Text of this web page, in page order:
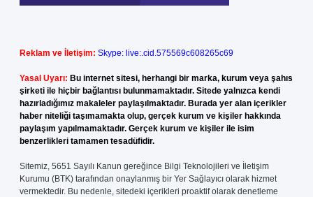
Reklam ve İletişim: Skype: live:.cid.575569c608265c69
Yasal Uyarı: Bu internet sitesi, herhangi bir marka, kurum veya şahıs
şirketi ile hiçbir bağlantısı bulunmamaktadır. Sitede yalnızca kendi
hazırladığımız makaleler paylaşılmaktadır. Burada yer alan içerikler
haber niteliği taşımamakta olup, gerçek kurum ve kişiler hakkında
paylaşım yapılmamaktadır. Gerçek kurum ve kişiler ile isim
benzerlikleri tamamen tesadüfidir.
Sitemiz, 5651 Sayılı Kanun gereğince Bilgi Teknolojileri ve İletişim
Kurumu (BTK) tarafından onaylanmış bir Yer Sağlayıcı olarak hizmet
vermektedir. Bu nedenle, sitedeki içerikleri proaktif olarak denetleme